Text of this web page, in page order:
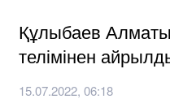
Құлыбаев
телімінен
15.07.2022, 06:18